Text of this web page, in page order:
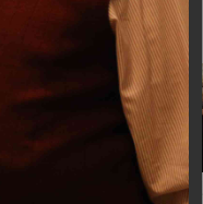
Сибири»